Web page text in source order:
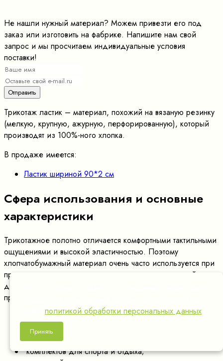
Не нашли нужный материал? Можем привезти его под
заказ или изготовить на фабрике. Напишите нам свой
запрос и мы просчитаем индивидуальные условия
поставки!
Трикотаж ластик – материал, похожий на вязаную резинку
(мелкую, крупную, ажурную, перфорированную), который
производят из 100%-ного хлопка.
В продаже имеется:
Ластик шириной 90*2 см
Сфера использования и основные
характеристики
Трикотажное полотно отличается комфортными тактильными
ощущениями и высокой эластичностью. Поэтому
хлопчатобумажный материал очень часто используется при
производстве одежды для новорожденных малышей,
детей, подростков и взрослых людей. Ластик востребован
при пошиве:
платьев, футболок, маек, водолазок, свитеров,
толстовок;
головных уборов – шапок и снудов;
комплектов для спорта и отдыха;
политикой обработки персональных данных
Принять